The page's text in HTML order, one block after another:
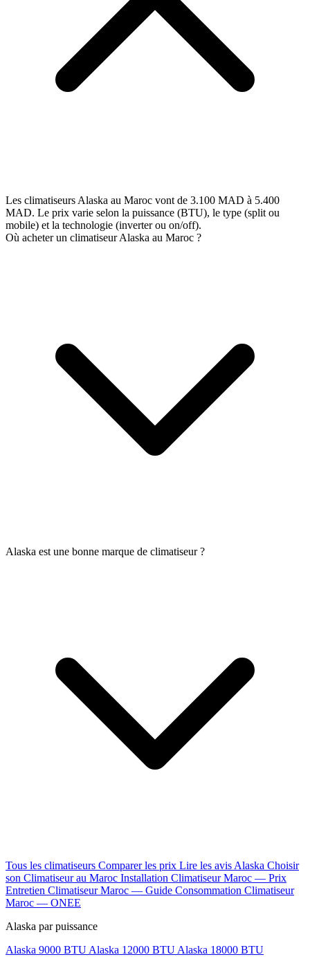
Les climatiseurs Alaska au Maroc vont de 3.100 MAD à 5.400
MAD. Le prix varie selon la puissance (BTU), le type (split ou
mobile) et la technologie (inverter ou on/off).
Où acheter un climatiseur Alaska au Maroc ?
Alaska est une bonne marque de climatiseur ?
Tous les climatiseurs Comparer les prix Lire les avis Alaska Choisir
son Climatiseur au Maroc Installation Climatiseur Maroc — Prix
Entretien Climatiseur Maroc — Guide Consommation Climatiseur
Maroc — ONEE
Alaska par puissance
Alaska 9000 BTU Alaska 12000 BTU Alaska 18000 BTU